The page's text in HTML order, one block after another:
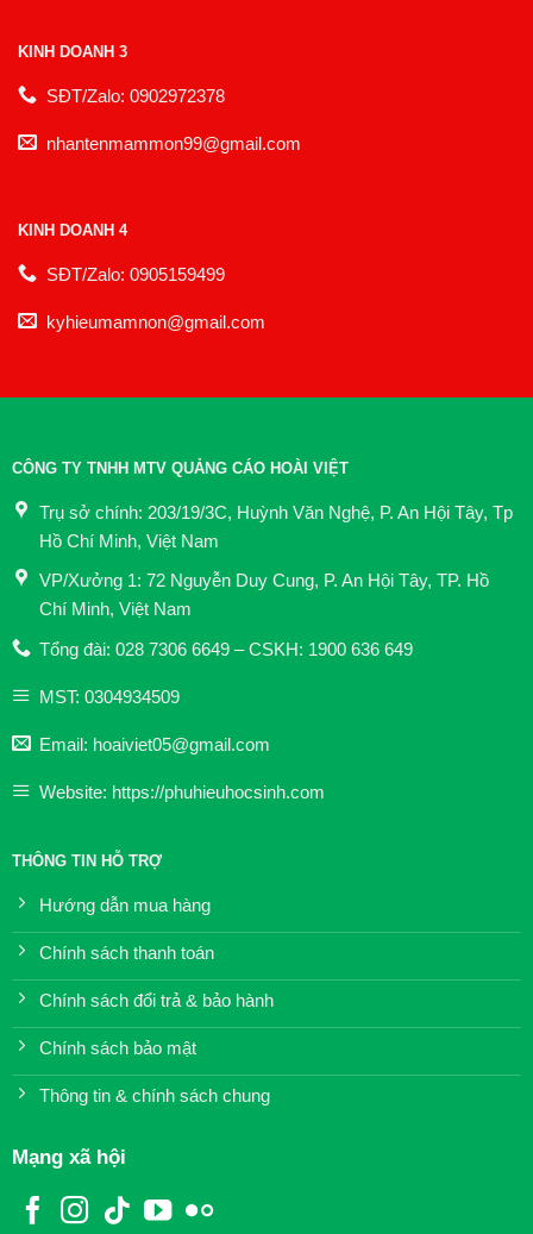
KINH DOANH 3
SĐT/Zalo: 0902972378
nhantenmammon99@gmail.com
KINH DOANH 4
SĐT/Zalo: 0905159499
kyhieumamnon@gmail.com
CÔNG TY TNHH MTV QUẢNG CÁO HOÀI VIỆT
Trụ sở chính: 203/19/3C, Huỳnh Văn Nghệ, P. An Hội Tây, Tp
Hồ Chí Minh, Việt Nam
VP/Xưởng 1: 72 Nguyễn Duy Cung, P. An Hội Tây, TP. Hồ
Chí Minh, Việt Nam
Tổng đài: 028 7306 6649 – CSKH: 1900 636 649
MST: 0304934509
Email: hoaiviet05@gmail.com
Website: https://phuhieuhocsinh.com
THÔNG TIN HỖ TRỢ
Hướng dẫn mua hàng
Chính sách thanh toán
Chính sách đổi trả & bảo hành
Chính sách bảo mật
Thông tin & chính sách chung
Mạng xã hội